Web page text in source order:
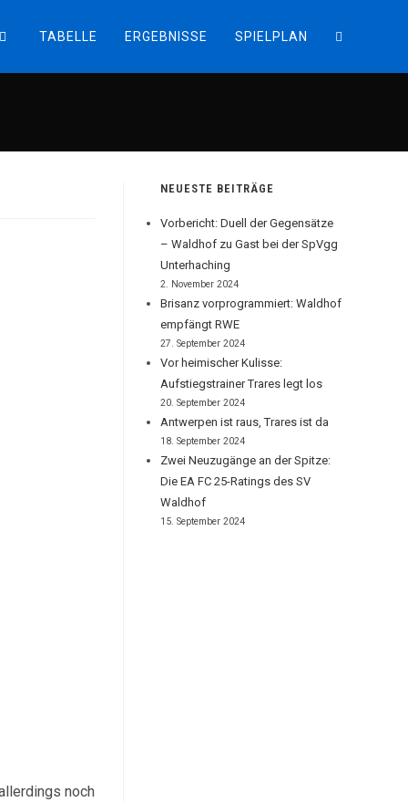
TABELLE ERGEBNISSE SPIELPLAN WEBSITE-
noch
NEUESTE BEITRÄGE
Vorbericht: Duell der Gegensätze
– Waldhof zu Gast bei der SpVgg
Unterhaching
2. November 2024
Brisanz vorprogrammiert: Waldhof
empfängt RWE
27. September 2024
Vor heimischer Kulisse:
Aufstiegstrainer Trares legt los
20. September 2024
Antwerpen ist raus, Trares ist da
18. September 2024
Zwei Neuzugänge an der Spitze:
Die EA FC 25-Ratings des SV
Waldhof
15. September 2024